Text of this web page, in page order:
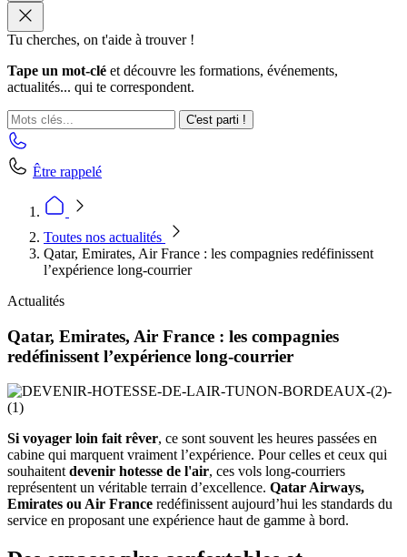
Tu cherches, on t'aide à trouver !
Tape un mot-clé et découvre les formations, événements,
actualités... qui te correspondent.
C'est parti !
Être rappelé
Toutes nos actualités
Qatar, Emirates, Air France : les compagnies redéfinissent
l’expérience long-courrier
Actualités
Qatar, Emirates, Air France : les compagnies
redéfinissent l’expérience long-courrier
Si voyager loin fait rêver, ce sont souvent les heures passées en
cabine qui marquent vraiment l’expérience. Pour celles et ceux qui
souhaitentdevenir hotesse de l'air, ces vols long-courriers
représentent un véritable terrain d’excellence. Qatar Airways,
Emirates ou Air France redéfinissent aujourd’hui les standards du
service en proposant une expérience haut de gamme à bord.